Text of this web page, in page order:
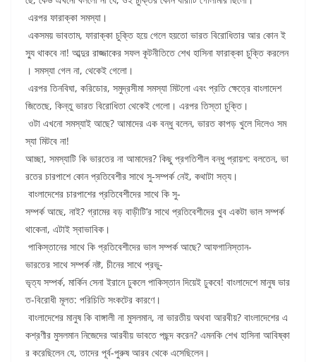
এরপর ফারাক্কা সমস্যা।
একসময় ভাবতাম, ফারাক্কা চুক্তি হয়ে গেলে হয়তো ভারত বিরোধিতার আর কোন ই
স্যু থাকবে না! আব্দুর রাজ্জাকের সফল কূটনীতিতে শেখ হাসিনা ফারাক্কা চুক্তি করলেন
। সমস্যা গেল না, থেকেই গেলো।
এরপর তিনবিঘা, করিডোর, সমুদ্রসীমা সমস্যা মিটলো এবং প্রতি ক্ষেত্রে বাংলাদেশ
জিতেছে, কিন্তু ভারত বিরোধিতা থেকেই গেলো। এরপর তিস্তা চুক্তি।
ওটা এখনো সমস্যাই আছে? আমাদের এক বন্ধু বলেন, ভারত কাপড় খুলে দিলেও সম
স্যা মিটবে না!
আচ্ছা, সমস্যাটি কি ভারতের না আমাদের? কিছু প্রগতিশীল বন্ধু প্রায়শ: বলতেন, ভা
রতের চারপাশে কোন প্রতিবেশীর সাথে সু-সম্পর্ক নেই, কথাটা সত্য।
বাংলাদেশের চারপাশের প্রতিবেশীদের সাথে কি সু-
সম্পর্ক আছে, নাই? গ্রামের বড় বাড়ীটি’র সাথে প্রতিবেশীদের খুব একটা ভাল সম্পর্ক
থাকেনা, এটাই স্বাভাবিক।
পাকিস্তানের সাথে কি প্রতিবেশীদের ভাল সম্পর্ক আছে? আফগানিস্তান-
ভারতের সাথে সম্পর্ক নষ্ট, চীনের সাথে প্রভু-
ভৃত্য সম্পর্ক, মার্কিন সেনা ইরানে ঢুকলে পাকিস্তান দিয়েই ঢুকবে! বাংলাদেশে মানুষ ভার
ত-বিরোধী মূলত: পরিচিতি সংকটের কারণে।
বাংলাদেশের মানুষ কি বাঙ্গালী না মুসলমান, না ভারতীয় অথবা আরবীয়? বাংলাদেশের এ
কশ্রণীর মুসলমান নিজেদের আরবীয় ভাবতে পছন্দ করেন? এমনকি শেখ হাসিনা আবিষ্কা
র করেছিলেন যে, তাদের পূর্ব-পুরুষ আরব থেকে এসেছিলেন।